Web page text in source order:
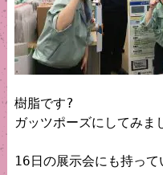
樹脂です?
ガッツポーズにしてみま
16日の展示会にも持っ